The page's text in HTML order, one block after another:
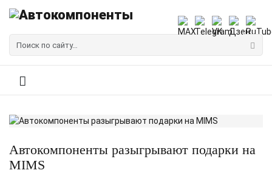
Автокомпоненты разыгрывают подарки на
MIMS